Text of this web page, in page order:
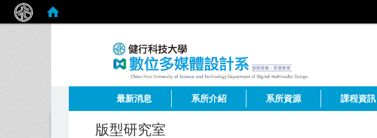
最新消息 系所介紹 系所資源 課程資訊
版型研究室